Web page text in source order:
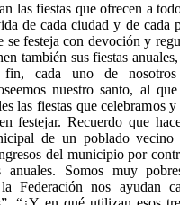
las fiestas que ofrecen a
de cada ciudad y de cada
se festeja con devoción y
también sus fiestas
cada uno de nosotros
nuestro santo, al
las fiestas que celebramos
festejar. Recuerdo que
de un poblado
del municipio por
anuales. Somos muy
Federación nos ayudan